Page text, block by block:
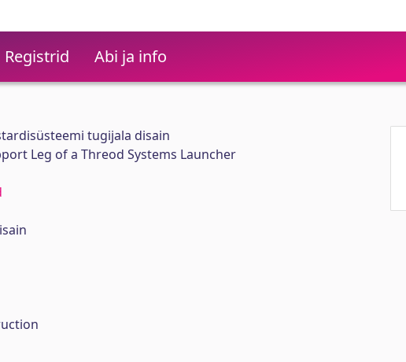
Registrid Abi ja info
tugijala disain
Leg of a Threod Systems Launcher